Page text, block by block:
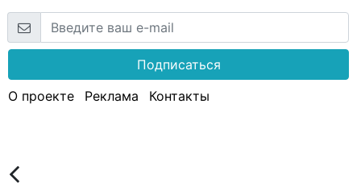
Подписаться
О проекте
Реклама Контакты